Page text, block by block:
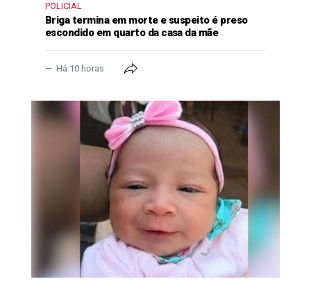
POLICIAL
Briga termina em morte e suspeito é preso
escondido em quarto da casa da mãe
Há 10 horas